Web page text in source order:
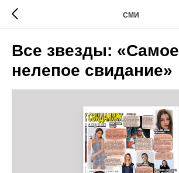
СМИ
Все звезды: «Самое
нелепое свидание»